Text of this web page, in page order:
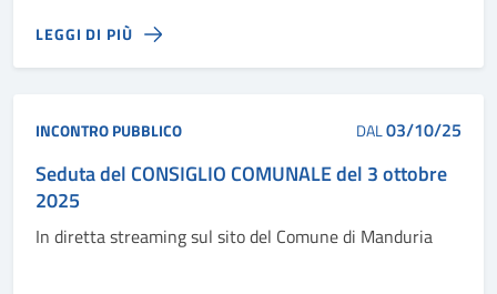
LEGGI DI PIÙ
INCONTRO PUBBLICO DAL03/10/25
Seduta del CONSIGLIO COMUNALE del 3 ottobre
2025
In diretta streaming sul sito del Comune di Manduria